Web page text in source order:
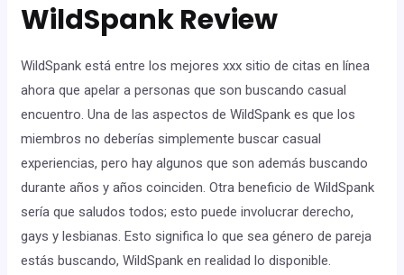
WildSpank Review
WildSpank está entre los mejores xxx sitio de citas en línea
ahora que apelar a personas que son buscando casual
encuentro. Una de las aspectos de WildSpank es que los
miembros no deberías simplemente buscar casual
experiencias, pero hay algunos que son además buscando
durante años y años coinciden. Otra beneficio de WildSpank
sería que saludos todos; esto puede involucrar derecho,
gays y lesbianas. Esto significa lo que sea género de pareja
estás buscando, WildSpank en realidad lo disponible.